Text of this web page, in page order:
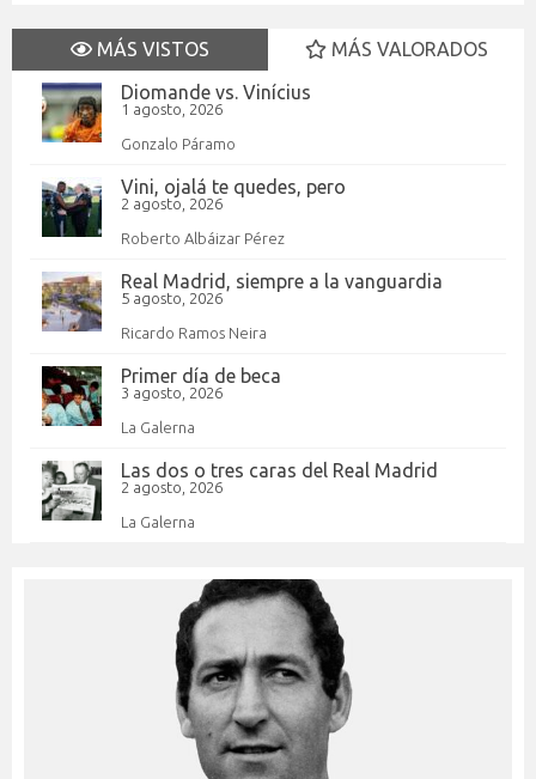
MÁS VISTOS
MÁS VALORADOS
Diomande vs. Vinícius
1 agosto, 2026
Gonzalo Páramo
Vini, ojalá te quedes, pero
2 agosto, 2026
Roberto Albáizar Pérez
Real Madrid, siempre a la vanguardia
5 agosto, 2026
Ricardo Ramos Neira
Primer día de beca
3 agosto, 2026
La Galerna
Las dos o tres caras del Real Madrid
2 agosto, 2026
La Galerna